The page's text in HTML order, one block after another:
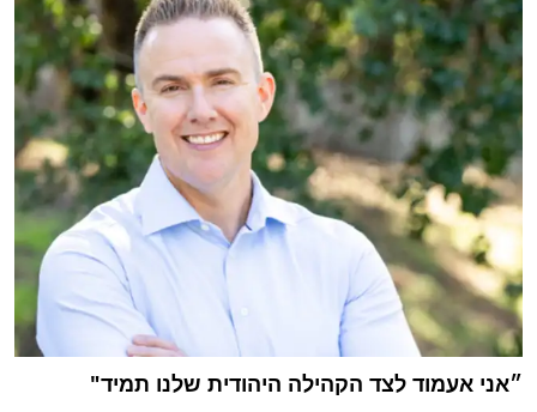
״אני אעמוד לצד הקהילה היהודית שלנו תמיד"